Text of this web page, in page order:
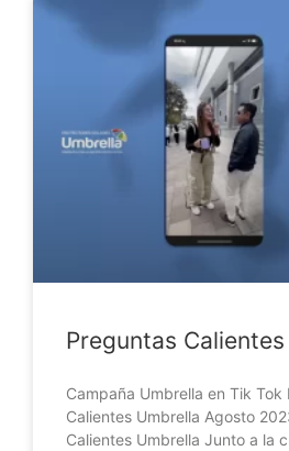
Preguntas
Campaña Umbrella en Tik Tok
Calientes Umbrella Agosto
Calientes Umbrella​ Junto a la